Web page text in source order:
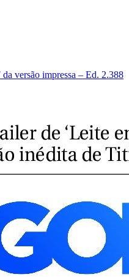
versão impressa – Ed. 2.388